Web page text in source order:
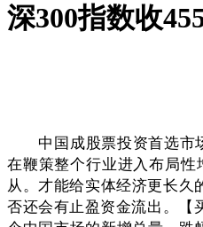
深300指数收
中国成股票投资首选市场
在鞭策整个行业进入布局
从。才能给实体经济更长
否还会有止盈资金流出。【